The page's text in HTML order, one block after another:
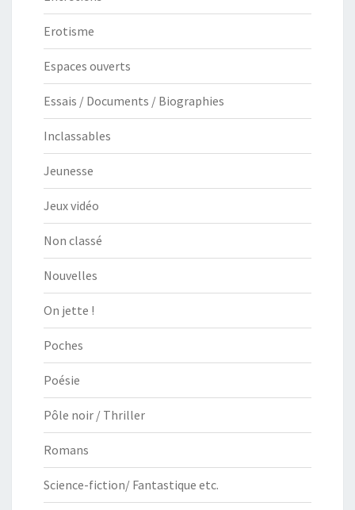
Erotisme
Espaces ouverts
Essais / Documents / Biographies
Inclassables
Jeunesse
Jeux vidéo
Non classé
Nouvelles
On jette !
Poches
Poésie
Pôle noir / Thriller
Romans
Science-fiction/ Fantastique etc.